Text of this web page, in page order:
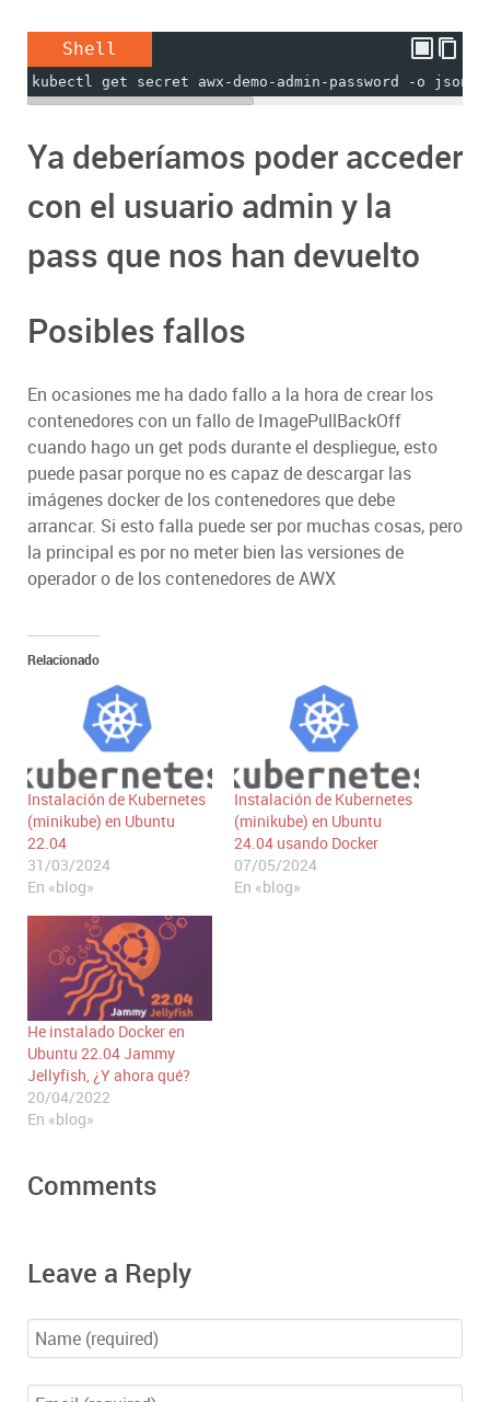
Shell
kubectl get secret awx-demo-admin-password -o
Ya deberíamos poder acceder
con el usuario admin y la
pass que nos han devuelto
Posibles fallos
En ocasiones me ha dado fallo a la hora de crear los
contenedores con un fallo de ImagePullBackOff
cuando hago un get pods durante el despliegue, esto
puede pasar porque no es capaz de descargar las
imágenes docker de los contenedores que debe
arrancar. Si esto falla puede ser por muchas cosas, pero
la principal es por no meter bien las versiones de
operador o de los contenedores de AWX
Relacionado
Instalación de Kubernetes
(minikube) en Ubuntu
22.04
31/03/2024
En «blog»
Instalación de Kubernetes
(minikube) en Ubuntu
24.04 usando Docker
07/05/2024
En «blog»
He instalado Docker en
Ubuntu 22.04 Jammy
Jellyfish, ¿Y ahora qué?
20/04/2022
En «blog»
Comments
Leave a Reply